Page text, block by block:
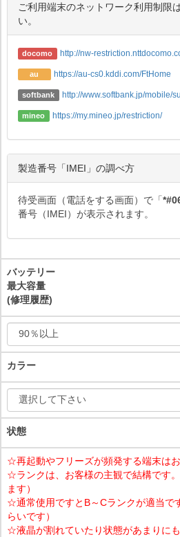
ご利用端末のネットワーク利用制限
い。
docomo http://nw-
au https://au-cs0.kddi.com/FtHome
softbank http://www.softbank.jp/mobile/
mineo https://my.mineo.jp/restriction/
製造番号「IMEI」の調べ方
待受画面（電話をする画面）で「
番号（IMEI）が表示されます。
バッテリー
最大容量
(修理履歴)
カラー
状態
☆再起動やフリーズが頻発する端末は
☆ランクは、お客様の主観で結構です
ます）
☆通常使用ですとB～Cランクが適当で
らいです）
☆液晶が割れていたり状態があまりに